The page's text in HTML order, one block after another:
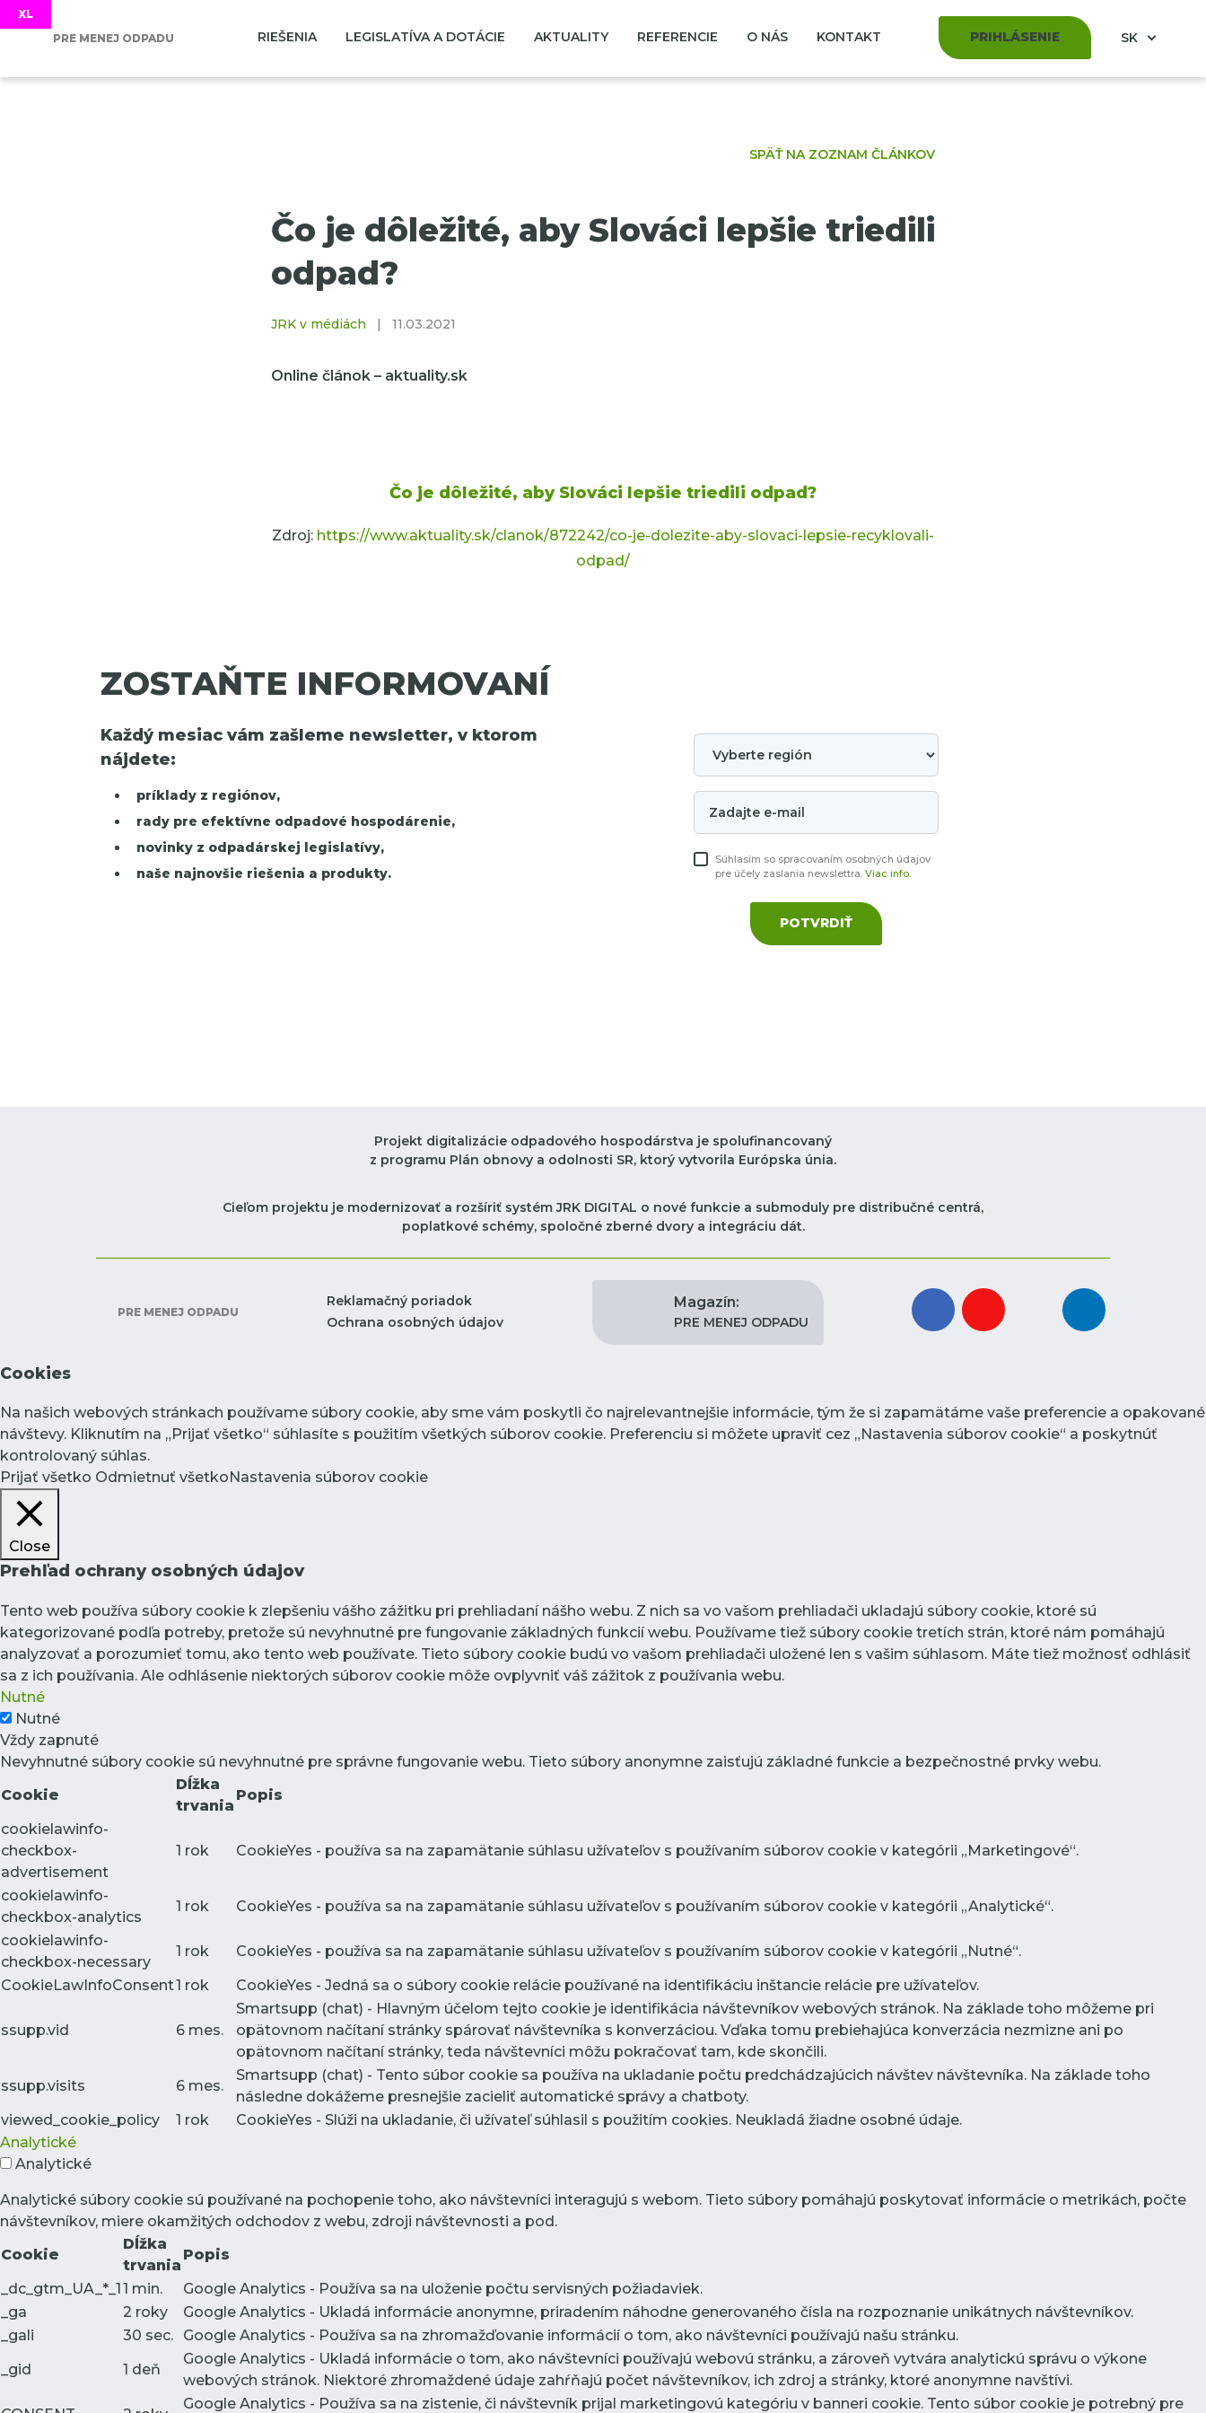
PRE MENEJ ODPADU RIEŠENIA LEGISLATÍVA A DOTÁCIE AKTUALITY REFERENCIE O NÁS KONTAKT PRIHLÁSENIE SK
SPÄŤ NA ZOZNAM ČLÁNKOV
Čo je dôležité, aby Slováci lepšie triedili
odpad?
JRK v médiách 11.03.2021
Online článok – aktuality.sk
Čo je dôležité, aby Slováci lepšie triedili odpad?
Zdroj: https://www.aktuality.sk/clanok/872242/co-je-dolezite-aby-slovaci-lepsie-recyklovali-
odpad/
ZOSTAŇTE INFORMOVANÍ
Každý mesiac vám zašleme newsletter, v ktorom
nájdete:
príklady z regiónov,
rady pre efektívne odpadové hospodárenie,
novinky z odpadárskej legislatívy,
naše najnovšie riešenia a produkty.
Súhlasím so spracovaním osobných údajov
pre účely zaslania newslettra. Viac info.
POTVRDIŤ
Projekt digitalizácie odpadového hospodárstva je spolufinancovaný
z programu Plán obnovy a odolnosti SR, ktorý vytvorila Európska únia.
Cieľom projektu je modernizovať a rozšíriť systém JRK DIGITAL o nové funkcie a submoduly pre distribučné centrá,
poplatkové schémy, spoločné zberné dvory a integráciu dát.
PRE MENEJ ODPADU
Reklamačný poriadok
Ochrana osobných údajov
Magazín:
PRE MENEJ ODPADU
facebookyoutube instagramlinkedin
Cookies
Na našich webových stránkach používame súbory cookie, aby sme vám poskytli čo najrelevantnejšie informácie, tým že si zapamätáme vaše preferencie a opakované
návštevy. Kliknutím na „Prijať všetko“ súhlasíte s použitím všetkých súborov cookie. Preferenciu si môžete upraviť cez „Nastavenia súborov cookie“ a poskytnúť
kontrolovaný súhlas.
Prijať všetko Odmietnuť všetkoNastavenia súborov cookie
Close
Prehľad ochrany osobných údajov
Tento web používa súbory cookie k zlepšeniu vášho zážitku pri prehliadaní nášho webu. Z nich sa vo vašom prehliadači ukladajú súbory cookie, ktoré sú
kategorizované podľa potreby, pretože sú nevyhnutné pre fungovanie základných funkcií webu. Používame tiež súbory cookie tretích strán, ktoré nám pomáhajú
analyzovať a porozumieť tomu, ako tento web používate. Tieto súbory cookie budú vo vašom prehliadači uložené len s vašim súhlasom. Máte tiež možnosť odhlásiť
sa z ich používania. Ale odhlásenie niektorých súborov cookie môže ovplyvniť váš zážitok z používania webu.
Nutné
Nutné
Vždy zapnuté
Nevyhnutné súbory cookie sú nevyhnutné pre správne fungovanie webu. Tieto súbory anonymne zaisťujú základné funkcie a bezpečnostné prvky webu.
Cookie
Dĺžka
trvania
Popis
cookielawinfo-
checkbox-
advertisement
1 rok CookieYes - používa sa na zapamätanie súhlasu užívateľov s používaním súborov cookie v kategórii „Marketingové“.
cookielawinfo-
checkbox-analytics
1 rok
CookieYes - používa sa na zapamätanie súhlasu užívateľov s používaním súborov cookie v kategórii „Analytické“.
cookielawinfo-
checkbox-necessary
1 rok
CookieYes - používa sa na zapamätanie súhlasu užívateľov s používaním súborov cookie v kategórii „Nutné“.
CookieLawInfoConsent1 rok CookieYes - Jedná sa o súbory cookie relácie používané na identifikáciu inštancie relácie pre užívateľov.
ssupp.vid 6 mes.
Smartsupp (chat) - Hlavným účelom tejto cookie je identifikácia návštevníkov webových stránok. Na základe toho môžeme pri
opätovnom načítaní stránky spárovať návštevníka s konverzáciou. Vďaka tomu prebiehajúca konverzácia nezmizne ani po
opätovnom načítaní stránky, teda návštevníci môžu pokračovať tam, kde skončili.
ssupp.visits
6 mes.
Smartsupp (chat) - Tento súbor cookie sa používa na ukladanie počtu predchádzajúcich návštev návštevníka. Na základe toho
následne dokážeme presnejšie zacieliť automatické správy a chatboty.
viewed_cookie_policy
1 rok
CookieYes - Slúži na ukladanie, či užívateľ súhlasil s použitím cookies. Neukladá žiadne osobné údaje.
Analytické
Analytické
Analytické súbory cookie sú používané na pochopenie toho, ako návštevníci interagujú s webom. Tieto súbory pomáhajú poskytovať informácie o metrikách, počte
návštevníkov, miere okamžitých odchodov z webu, zdroji návštevnosti a pod.
Cookie
Dĺžka
trvania
Popis
_dc_gtm_UA_*_1 1 min.
Google Analytics - Používa sa na uloženie počtu servisných požiadaviek.
_ga
2 roky
Google Analytics - Ukladá informácie anonymne, priradením náhodne generovaného čísla na rozpoznanie unikátnych návštevníkov.
_gali
30 sec.
Google Analytics - Používa sa na zhromažďovanie informácií o tom, ako návštevníci používajú našu stránku.
_gid
1 deň
Google Analytics - Ukladá informácie o tom, ako návštevníci používajú webovú stránku, a zároveň vytvára analytickú správu o výkone
webových stránok. Niektoré zhromaždené údaje zahŕňajú počet návštevníkov, ich zdroj a stránky, ktoré anonymne navštívi.
Google Analytics - Používa sa na zistenie, či návštevník prijal marketingovú kategóriu v banneri cookie. Tento súbor cookie je potrebný pre